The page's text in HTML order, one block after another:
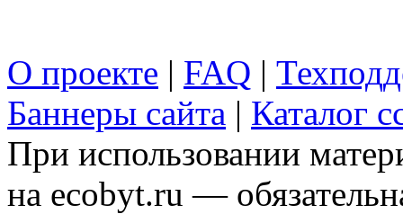
О проекте | FAQ |
Баннеры сайта | Каталог
При использовании
на ecobyt.ru —